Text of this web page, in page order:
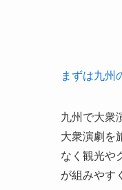
まずは九州
九州で大衆
大衆演劇を
なく観光や
が組みやす